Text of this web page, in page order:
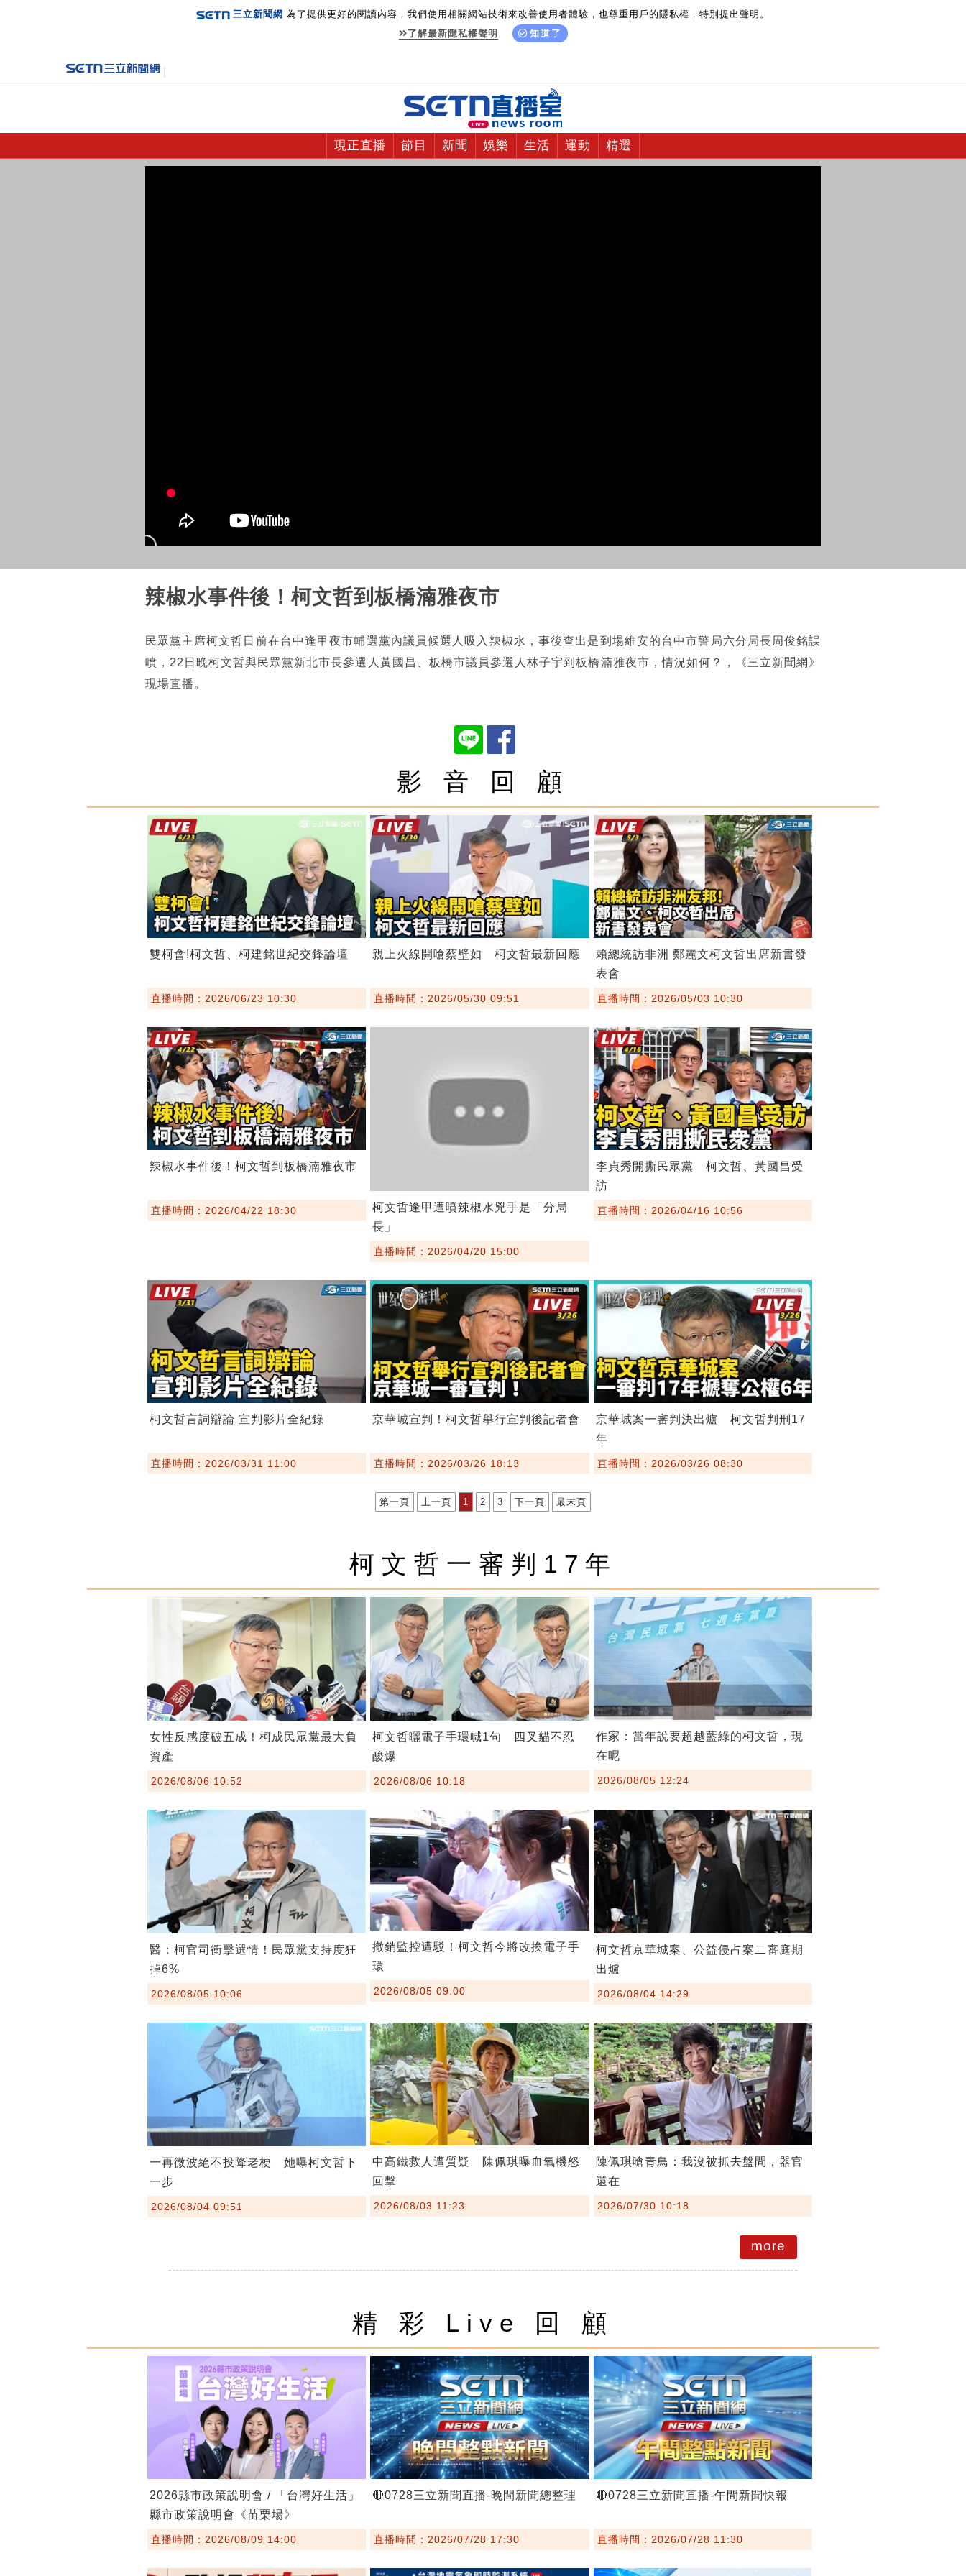
三立新聞網 為了提供更好的閱讀內容，我們使用相關網站技術來改善使用者體驗，也尊重用戶的隱私權，特別提出聲明。
了解最新隱私權聲明
知道了
現正直播 節目 新聞 娛樂 生活 運動 精選
辣椒水事件後！柯文哲到板橋湳雅夜市
民眾黨主席柯文哲日前在台中逢甲夜市輔選黨內議員候選人吸入辣椒水，事後查出是到場維安的台中市警局六分局長周俊銘誤
噴，22日晚柯文哲與民眾黨新北市長參選人黃國昌、板橋市議員參選人林子宇到板橋湳雅夜市，情況如何？，《三立新聞網》
現場直播。
影 音 回 顧
雙柯會!柯文哲、柯建銘世紀交鋒論壇
直播時間：2026/06/23 10:30
親上火線開嗆蔡壁如 柯文哲最新回應
直播時間：2026/05/30 09:51
賴總統訪非洲 鄭麗文柯文哲出席新書發
表會
直播時間：2026/05/03 10:30
辣椒水事件後！柯文哲到板橋湳雅夜市
直播時間：2026/04/22 18:30
柯文哲逢甲遭噴辣椒水兇手是「分局
長」
直播時間：2026/04/20 15:00
李貞秀開撕民眾黨 柯文哲、黃國昌受
訪
直播時間：2026/04/16 10:56
柯文哲言詞辯論 宣判影片全紀錄
直播時間：2026/03/31 11:00
京華城宣判！柯文哲舉行宣判後記者會
直播時間：2026/03/26 18:13
京華城案一審判決出爐 柯文哲判刑17
年
直播時間：2026/03/26 08:30
第一頁 上一頁 1 2 3 下一頁 最末頁
柯文哲一審判17年
女性反感度破五成！柯成民眾黨最大負
資產
2026/08/06 10:52
柯文哲曬電子手環喊1句 四叉貓不忍
酸爆
2026/08/06 10:18
作家：當年說要超越藍綠的柯文哲，現
在呢
2026/08/05 12:24
醫：柯官司衝擊選情！民眾黨支持度狂
掉6%
2026/08/05 10:06
撤銷監控遭駁！柯文哲今將改換電子手
環
2026/08/05 09:00
柯文哲京華城案、公益侵占案二審庭期
出爐
2026/08/04 14:29
一再微波絕不投降老梗 她曝柯文哲下
一步
2026/08/04 09:51
中高鐵救人遭質疑 陳佩琪曝血氧機怒
回擊
2026/08/03 11:23
陳佩琪嗆青鳥：我沒被抓去盤問，器官
還在
2026/07/30 10:18
more
精 彩 Live 回 顧
2026縣市政策說明會 / 「台灣好生活」
縣市政策說明會《苗栗場》
直播時間：2026/08/09 14:00
🔴0728三立新聞直播-晚間新聞總整理
直播時間：2026/07/28 17:30
🔴0728三立新聞直播-午間新聞快報
直播時間：2026/07/28 11:30